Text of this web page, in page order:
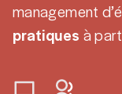
management
pratiques à